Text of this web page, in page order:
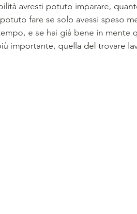
avresti potuto imparare,
fare se solo avessi speso
e se hai già bene in mente
importante, quella del trovare